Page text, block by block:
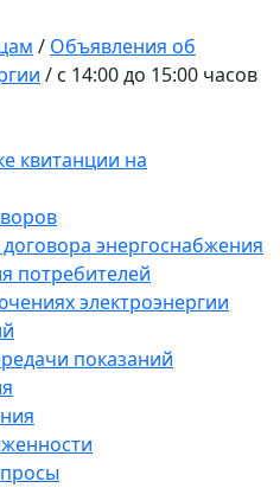
/ Объявления об
/ с 14:00 до 15:00 часов
квитанции на
энергоснабжения
потребителей
электроэнергии
показаний